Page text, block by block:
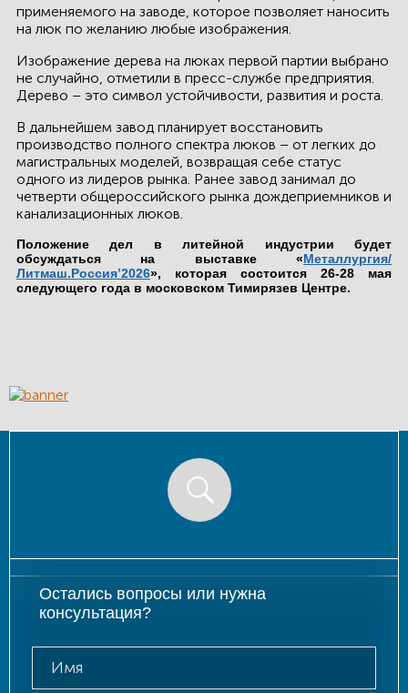
применяемого на заводе, которое позволяет наносить
на люк по желанию любые изображения.
Изображение дерева на люках первой партии выбрано
не случайно, отметили в пресс-службе предприятия.
Дерево – это символ устойчивости, развития и роста.
В дальнейшем завод планирует восстановить
производство полного спектра люков – от легких до
магистральных моделей, возвращая себе статус
одного из лидеров рынка. Ранее завод занимал до
четверти общероссийского рынка дождеприемников и
канализационных люков.
Положение дел в литейной индустрии будет
обсуждаться на выставке «Металлургия/
Литмаш.Россия’2026», которая состоится 26-28 мая
следующего года в московском Тимирязев Центре.
Остались вопросы или нужна
консультация?